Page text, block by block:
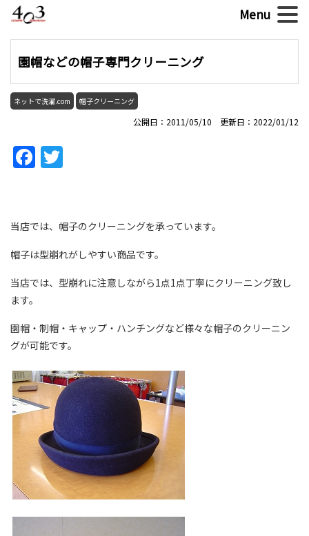
園帽などの帽子専門クリーニング
ネットで洗濯.com 帽子クリーニング
公開日：2011/05/10 更新日：2022/01/12
Facebook
当店では、帽子のクリーニングを承っています。
帽子は型崩れがしやすい商品です。
当店では、型崩れに注意しながら1点1点丁寧にクリーニング致し
ます。
園帽・制帽・キャップ・ハンチングなど様々な帽子のクリーニン
グが可能です。